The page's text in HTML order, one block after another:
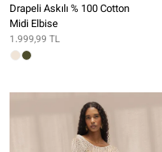
Drapeli Askılı % 100 Cotton
Midi Elbise
1.999,99 TL